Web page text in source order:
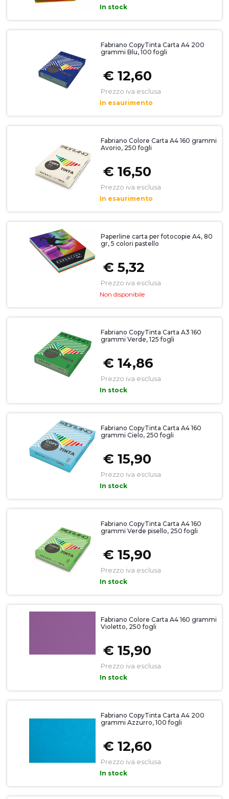
In stock
Fabriano CopyTinta Carta A4 200
grammi Blu, 100 fogli
€ 12,60
Prezzo iva esclusa
In esaurimento
Fabriano Colore Carta A4 160 grammi
Avorio, 250 fogli
€ 16,50
Prezzo iva esclusa
In esaurimento
Paperline carta per fotocopie A4, 80
gr, 5 colori pastello
€ 5,32
Prezzo iva esclusa
Non disponibile
Fabriano CopyTinta Carta A3 160
grammi Verde, 125 fogli
€ 14,86
Prezzo iva esclusa
In stock
Fabriano CopyTinta Carta A4 160
grammi Cielo, 250 fogli
€ 15,90
Prezzo iva esclusa
In stock
Fabriano CopyTinta Carta A4 160
grammi Verde pisello, 250 fogli
€ 15,90
Prezzo iva esclusa
In stock
Fabriano Colore Carta A4 160 grammi
Violetto, 250 fogli
€ 15,90
Prezzo iva esclusa
In stock
Fabriano CopyTinta Carta A4 200
grammi Azzurro, 100 fogli
€ 12,60
Prezzo iva esclusa
In stock